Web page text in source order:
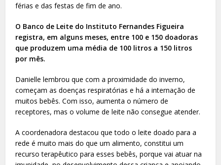
férias e das festas de fim de ano.
O Banco de Leite do Instituto Fernandes Figueira
registra, em alguns meses, entre 100 e 150 doadoras
que produzem uma média de 100 litros a 150 litros
por mês.
Danielle lembrou que com a proximidade do inverno,
começam as doenças respiratórias e há a internação de
muitos bebês. Com isso, aumenta o número de
receptores, mas o volume de leite não consegue atender.
A coordenadora destacou que todo o leite doado para a
rede é muito mais do que um alimento, constitui um
recurso terapêutico para esses bebês, porque vai atuar na